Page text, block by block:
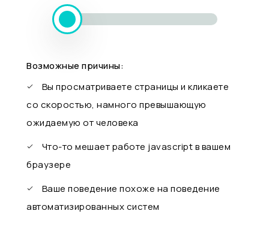
Возможные причины:
Вы просматриваете страницы и кликаете
со скоростью, намного превышающую
ожидаемую от человека
Что-то мешает работе javascript в вашем
браузере
Ваше поведение похоже на поведение
автоматизированных систем